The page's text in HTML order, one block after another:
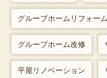
グループホームリフォーム
グループホーム改修
平屋リノベーション